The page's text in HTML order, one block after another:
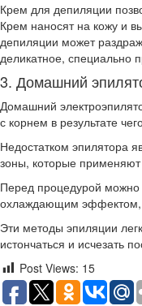
Крем для депиляции
Крем наносят на кожу и
депиляции может
деликатное, специально
3. Домашний
Домашний
с корнем в результате
Недостатком эпилятора
зоны, которые
Перед процедурой можно
охлаждающим эффектом,
Эти методы эпиляции
истончаться и исчезать
Post Views: 15